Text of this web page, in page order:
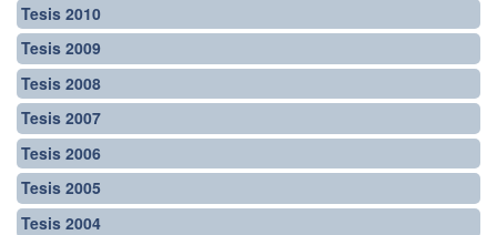
Tesis 2010
Tesis 2009
Tesis 2008
Tesis 2007
Tesis 2006
Tesis 2005
Tesis 2004